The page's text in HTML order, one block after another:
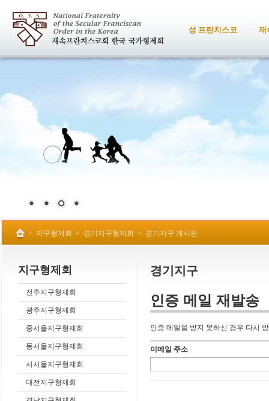
성 프란치스코 재
> 지구형제회 > 경기지구형제회 > 경기지구 게시판
경기지구
인증 메일 재발송
인증 메일을 받지 못하신 경우 다시
이메일 주소
지구형제회
전주지구형제회
광주지구형제회
중서울지구형제회
동서울지구형제회
서서울지구형제회
대전지구형제회